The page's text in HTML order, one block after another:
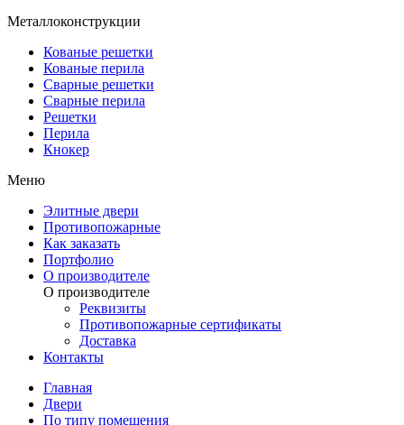
Металлоконструкции
Кованые решетки
Кованые перила
Сварные решетки
Сварные перила
Решетки
Перила
Кнокер
Меню
Элитные двери
Противопожарные
Как заказать
Портфолио
О производителе
О производителе
Реквизиты
Противопожарные сертификаты
Доставка
Контакты
Главная
Двери
По типу помещения